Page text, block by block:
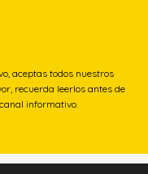
aceptas todos nuestros
recuerda leerlos antes de
informativo.